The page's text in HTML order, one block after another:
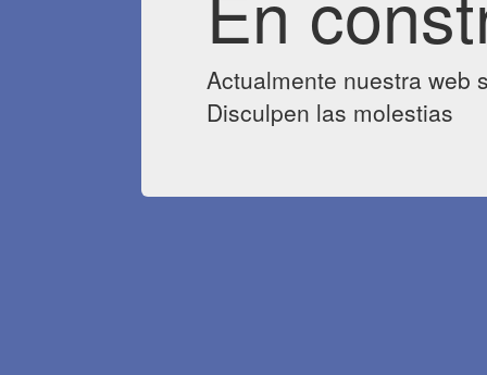
Actualmente nuestra web
Disculpen las molestias